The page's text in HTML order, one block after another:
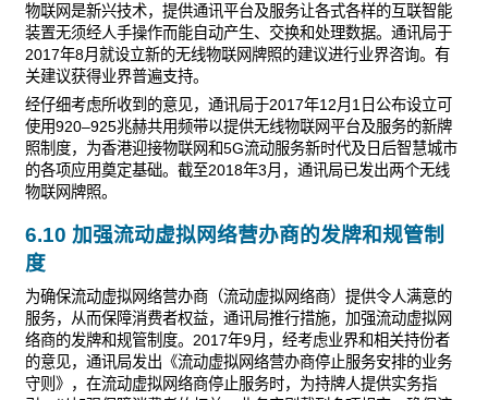
物联网是新兴技术，提供通讯平台及服务让各式各样的互联智能
装置无须经人手操作而能自动产生、交换和处理数据。通讯局于
2017年8月就设立新的无线物联网牌照的建议进行业界咨询。有
关建议获得业界普遍支持。
经仔细考虑所收到的意见，通讯局于2017年12月1日公布设立可
使用920–925兆赫共用频带以提供无线物联网平台及服务的新牌
照制度，为香港迎接物联网和5G流动服务新时代及日后智慧城市
的各项应用奠定基础。截至2018年3月，通讯局已发出两个无线
物联网牌照。
6.10 加强流动虚拟网络营办商的发牌和规管制
度
为确保流动虚拟网络营办商（流动虚拟网络商）提供令人满意的
服务，从而保障消费者权益，通讯局推行措施，加强流动虚拟网
络商的发牌和规管制度。2017年9月，经考虑业界和相关持份者
的意见，通讯局发出《流动虚拟网络营办商停止服务安排的业务
守则》，在流动虚拟网络商停止服务时，为持牌人提供实务指